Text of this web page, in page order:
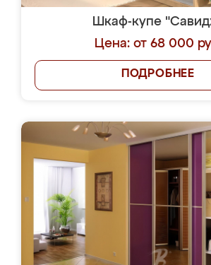
Шкаф-купе
Цена: от 68 000
ПОДРОБНЕЕ